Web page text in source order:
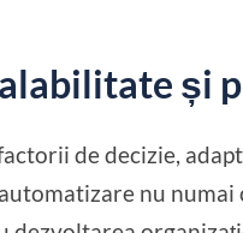
și
de decizie,
nu